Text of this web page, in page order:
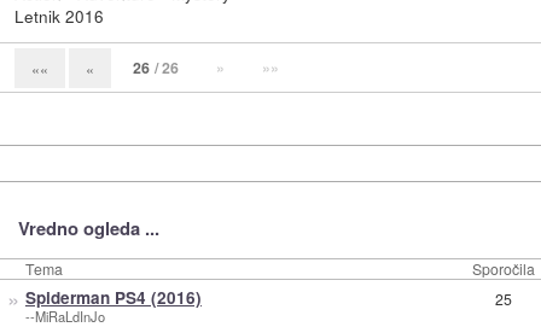
Letnik 2016
«« « 26 / 26 » »»
Vredno ogleda ...
Tema Sporočila
» Spiderman PS4 (2016)
--MiRaLdInJo
25